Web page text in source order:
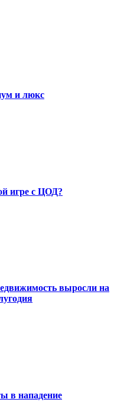
и люкс
игре с ЦОД?
выросли на
в нападение